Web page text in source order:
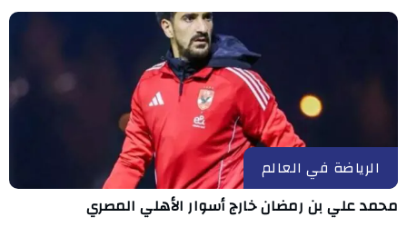
الرياضة في العالم
محمد علي بن رمضان خارج أسوار الأهلي المصري